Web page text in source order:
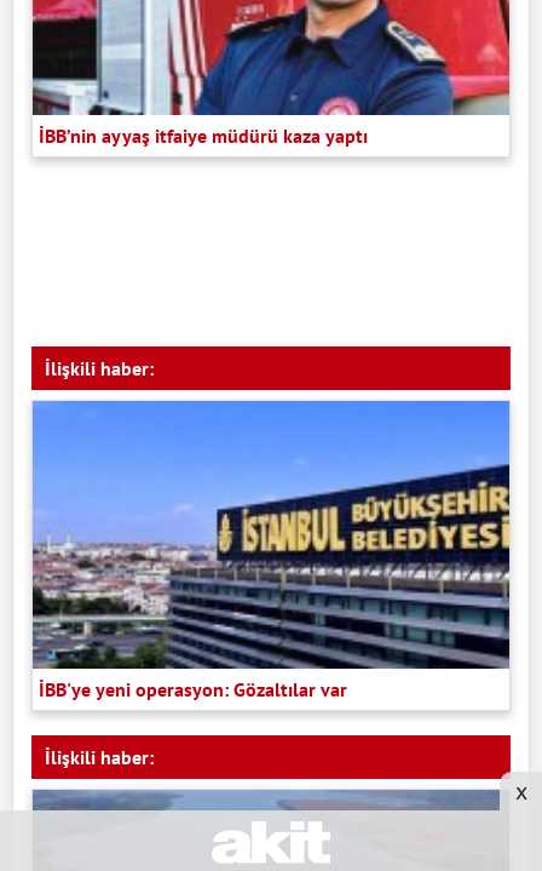
İBB’nin ayyaş itfaiye müdürü kaza yaptı
İlişkili haber:
İBB'ye yeni operasyon: Gözaltılar var
İlişkili haber:
x